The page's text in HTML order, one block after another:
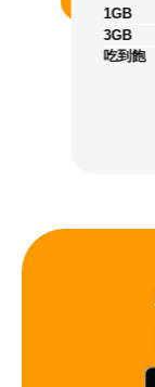
1GB
3GB
吃到飽